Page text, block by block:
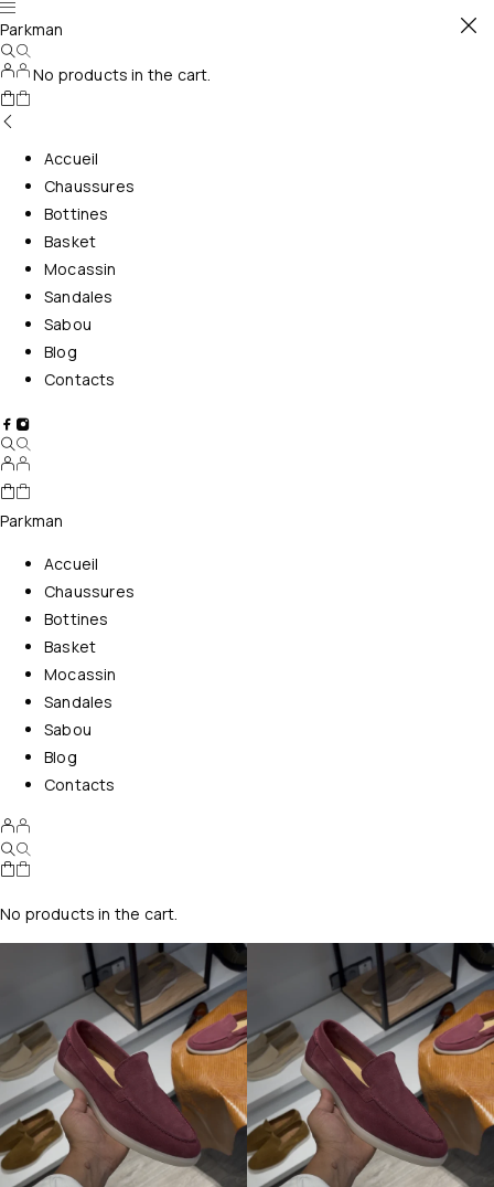
Parkman
No products in the cart.
Accueil
Chaussures
Bottines
Basket
Mocassin
Sandales
Sabou
Blog
Contacts
Parkman
Accueil
Chaussures
Bottines
Basket
Mocassin
Sandales
Sabou
Blog
Contacts
No products in the cart.